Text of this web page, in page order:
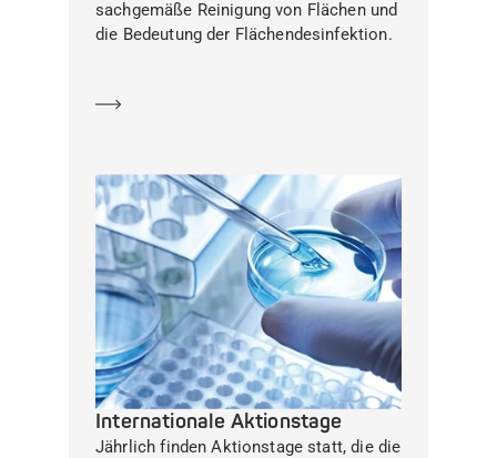
sachgemäße Reinigung von Flächen und
die Bedeutung der Flächendesinfektion.
Internationale Aktionstage
Jährlich finden Aktionstage statt, die die